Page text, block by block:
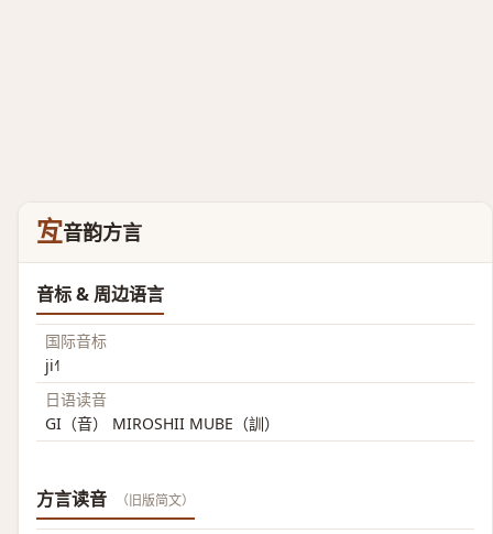
宐音韵方言
音标 & 周边语言
国际音标
ji˧˥
日语读音
GI（音） MIROSHII MUBE（訓）
方言读音 （旧版简文）